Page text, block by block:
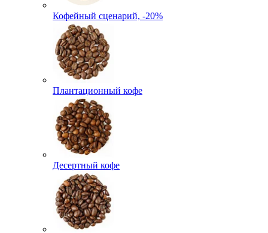
Кофейный сценарий, -20%
Плантационный кофе
Десертный кофе